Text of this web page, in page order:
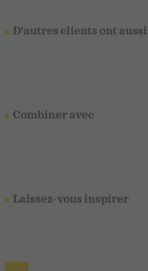
D'autres clients ont
Combiner avec
Laissez-vous inspirer